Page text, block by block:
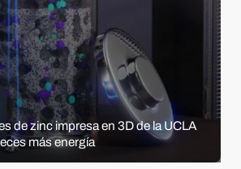
de zinc impresa en 3D de la UCLA
más energía